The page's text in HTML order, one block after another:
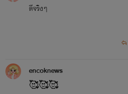
ดีจริงๆ
encoknews
🥰🥰🥰